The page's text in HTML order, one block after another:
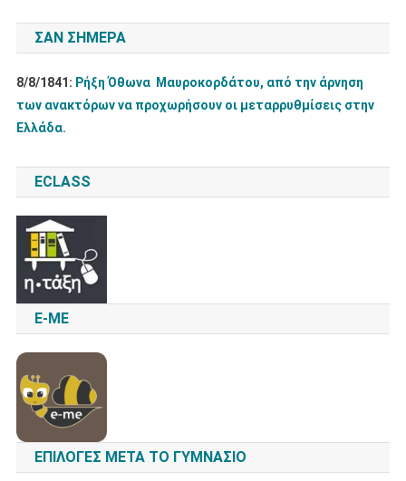
ΣΑΝ ΣΉΜΕΡΑ
8/8/1841: Ρήξη Όθωνα  Μαυροκορδάτου, από την άρνηση
των ανακτόρων να προχωρήσουν οι μεταρρυθμίσεις στην
Ελλάδα.
ECLASS
E-ME
ΕΠΙΛΟΓΈΣ ΜΕΤΆ ΤΟ ΓΥΜΝΆΣΙΟ